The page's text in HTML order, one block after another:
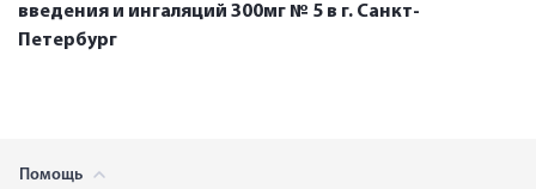
введения и ингаляций 300мг № 5 в г. Санкт-
Петербург
Помощь